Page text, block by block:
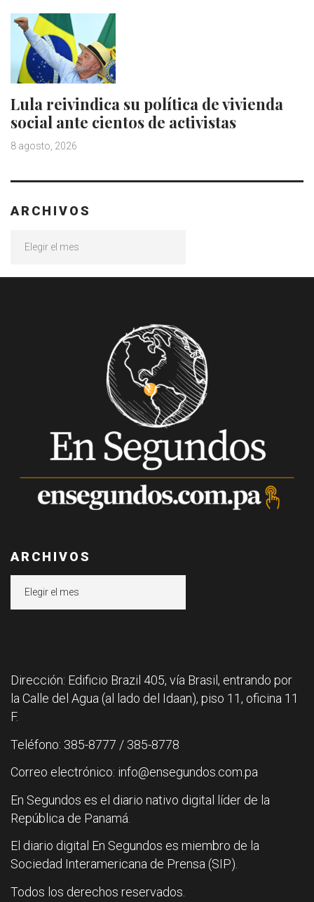
Lula reivindica su política de vivienda
social ante cientos de activistas
8 agosto, 2026
ARCHIVOS
ARCHIVOS
Dirección: Edificio Brazil 405, vía Brasil, entrando por
la Calle del Agua (al lado del Idaan), piso 11, oficina 11
F.
Teléfono: 385-8777 / 385-8778
Correo electrónico: info@ensegundos.com.pa
En Segundos es el diario nativo digital líder de la
República de Panamá.
El diario digital En Segundos es miembro de la
Sociedad Interamericana de Prensa (SIP).
Todos los derechos reservados.